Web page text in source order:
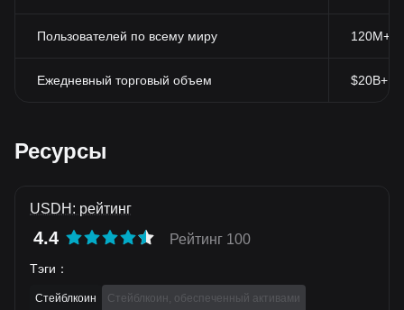
Пользователей по всему миру 120M+
Ежедневный торговый объем $20B+
Ресурсы
USDH: рейтинг
4.4 Рейтинг 100
Тэги ：
Стейблкоин Стейблкоин, обеспеченный активами